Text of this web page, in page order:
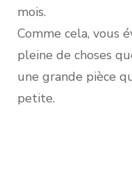
mois.
Comme cela, vous
pleine de choses
une grande pièce
petite.